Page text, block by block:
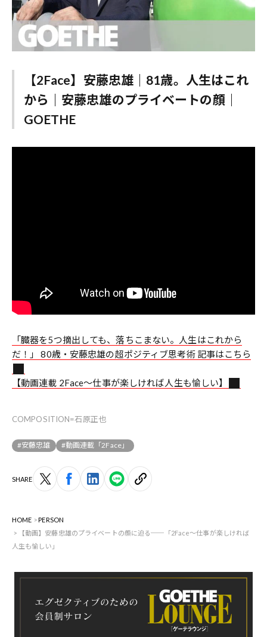
【2Face】安藤忠雄｜81歳。人生はこれ
から｜安藤忠雄のプライベートの顔｜
GOETHE
「臓器を5つ摘出しても、落ちこまない。人生はこれから
だ！」 80歳・安藤忠雄の超ポジティブ思考術 記事はこちら
【動画連載 2Face〜仕事が楽しければ人生も愉しい】
COMPOSITION=石原正也
#安藤忠雄 #動画連載「2Face」
SHARE
HOME
PERSON
【動画】安藤忠雄のプライベートの顔に迫る──「2Face〜仕事が楽しければ
人生も愉しい」